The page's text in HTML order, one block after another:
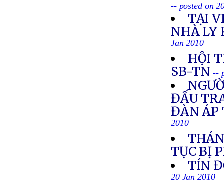
-- posted on
TẠI
NHÀ LY
Jan 2010
HỘI
SB-TN --
ĐẤU
ĐÀN ÁP
2010
TỤC BỊ
TÍN
20 Jan 2010